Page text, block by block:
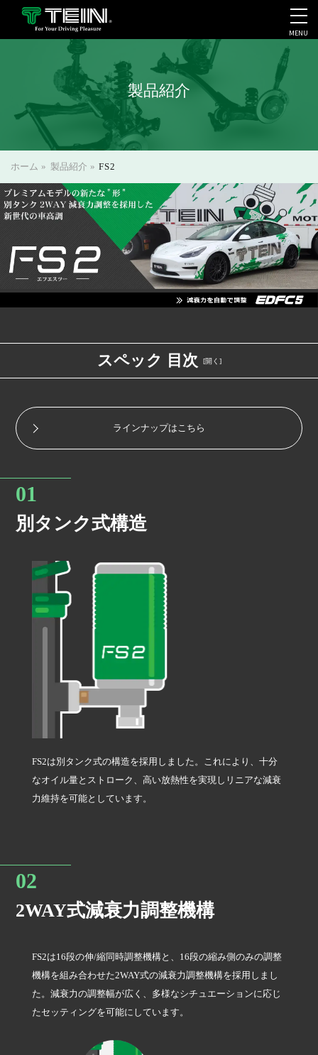
会社案内・採用・IR
MENU
製品紹介
ホーム » 製品紹介 »FS2
スペック 目次
別タンク構造
H.B.S.搭載
キャンバー調整式ロアブラケット
ストラット差し込み下部偏心キャンバー調整機構
ねじ式車高調整
オーバーホール可能
EDFCシリーズ対応
ラインナップはこちら
別タンク式構造
FS2は別タンク式の構造を採用しました。これにより、十分
なオイル量とストローク、高い放熱性を実現しリニアな減衰
力維持を可能としています。
2WAY式減衰力調整機構
FS2は16段の伸/縮同時調整機構と、16段の縮み側のみの調整
機構を組み合わせた2WAY式の減衰力調整機構を採用しまし
た。減衰力の調整幅が広く、多様なシチュエーションに応じ
たセッティングを可能にしています。